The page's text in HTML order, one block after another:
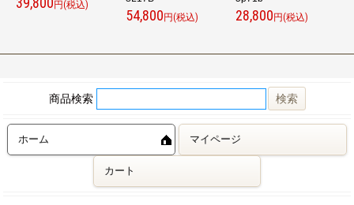
円(税込)
54,800円(税込) 28,800円(税込)
商品検索
ホーム マイページ
カート